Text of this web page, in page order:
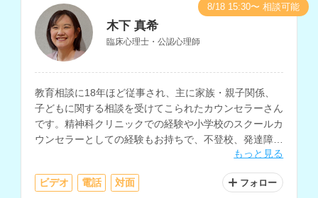
木下 真希
臨床心理士・公認心理師
教育相談に18年ほど従事され、主に家族・親子関係、
子どもに関する相談を受けてこられたカウンセラーさん
です。精神科クリニックでの経験や小学校のスクールカ
ウンセラーとしての経験もお持ちで、不登校、発達障害
をはじめ、子どもについての相談全般を得意とされてい
もっと見る
ビデオ 電話 対面 フォロー
8/18 15:30〜 相談可能